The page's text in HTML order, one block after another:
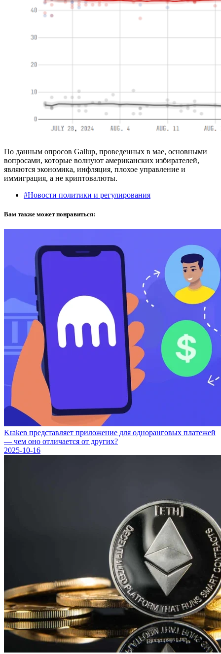
По данным опросов Gallup, проведенных в мае, основными
вопросами, которые волнуют американских избирателей,
являются экономика, инфляция, плохое управление и
иммиграция, а не криптовалюты.
#Новости политики и регулирования
Вам также может понравиться:
Kraken представляет приложение для одноранговых платежей
— чем оно отличается от других?
2025-10-16